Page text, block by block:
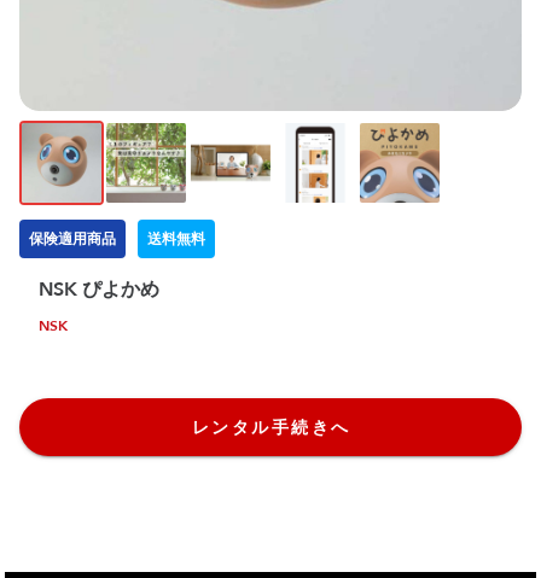
保険適用商品 送料無料
NSK ぴよかめ
NSK
レンタル手続きへ